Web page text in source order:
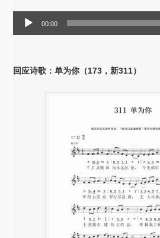
器
00:00
回应诗歌：单为你（173，新311）